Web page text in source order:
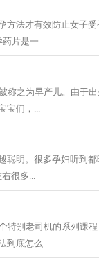
法才有效防止女子
片是一...
称之为早产儿。由于
宝们，...
明。很多孕妇听到
很多...
特别老司机的系列课
到底怎么...